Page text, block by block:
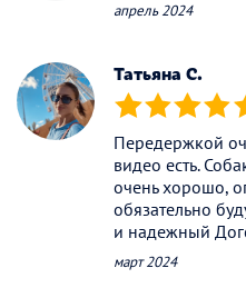
апрель 2024
Татьяна С.
(*) (*) (*) (*)
Передержкой
видео есть.
очень хорошо,
обязательно
и надежный
март 2024